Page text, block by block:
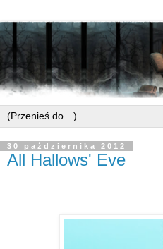
30 października 2012
All Hallows' Eve